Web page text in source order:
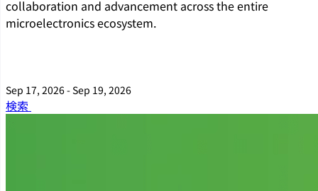
collaboration and advancement across the entire
microelectronics ecosystem.
Sep 17, 2026 - Sep 19, 2026
検索